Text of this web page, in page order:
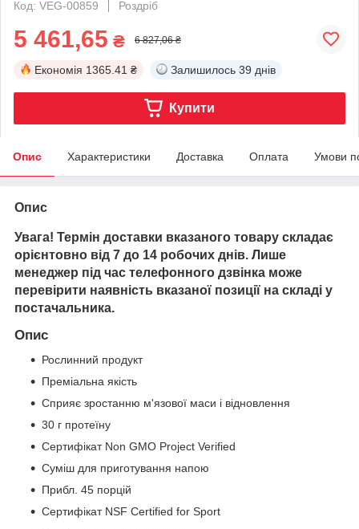
Код: VEG-00859
Роздріб
5 461,65 ₴ 6 827,06 ₴
Економія 1365.41 ₴ Залишилось 39 днів
Купити
Опис Характеристики Доставка Оплата Умови
Опис
Увага! Термін доставки вказаного товару складає
орієнтовно від 7 до 14 робочих днів. Лише
менеджер під час телефонного дзвінка може
перевірити наявність вказаної позиції на складі у
постачальника.
Опис
Рослинний продукт
Преміальна якість
Сприяє зростанню м'язової маси і відновлення
30 г протеїну
Сертифікат Non GMO Project Verified
Суміш для приготування напою
Прибл. 45 порцій
Сертифікат NSF Certified for Sport